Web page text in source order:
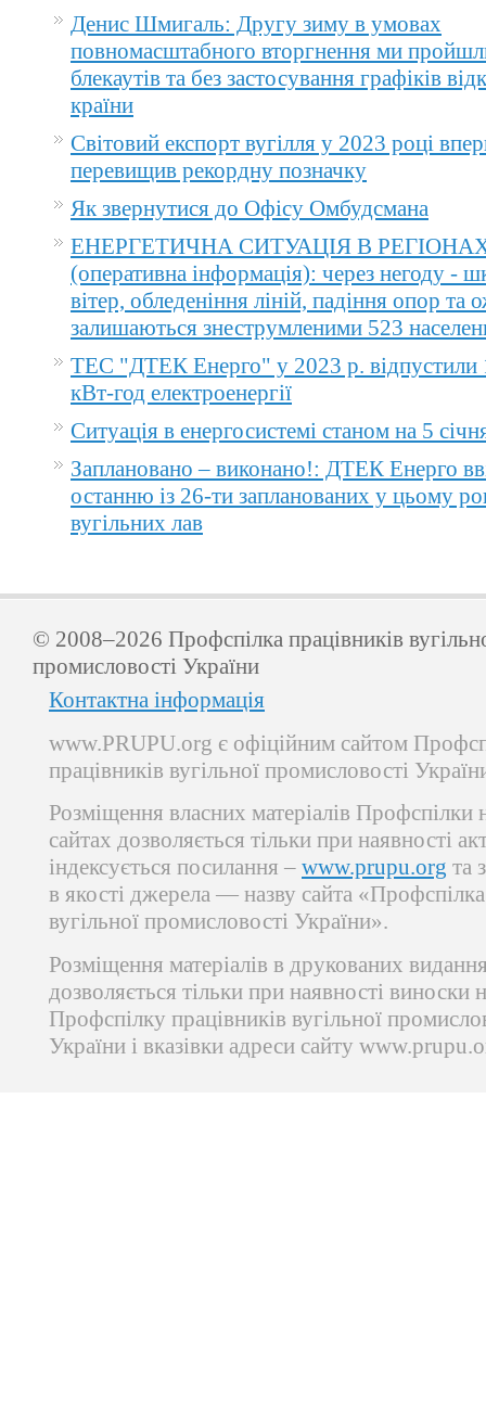
Денис Шмигаль: Другу зиму в умовах
повномасштабного вторгнення ми
блекаутів та без застосування графіків
країни
Світовий експорт вугілля у 2023 році
перевищив рекордну позначку
Як звернутися до Офісу Омбудсмана
ЕНЕРГЕТИЧНА СИТУАЦІЯ В
(оперативна інформація): через негоду -
вітер, обледеніння ліній, падіння опор та
залишаються знеструмленими 523
ТЕС "ДТЕК Енерго" у 2023 р. відпустили
кВт-год електроенергії
Ситуація в енергосистемі станом на 5
Заплановано – виконано!: ДТЕК Енерго
останню із 26-ти запланованих у цьому
вугільних лав
© 2008–2026 Профспілка працівників
промисловості України
Контактна інформація
www.PRUPU.org є офіційним сайтом
працівників вугільної промисловості
Розміщення власних матеріалів Профспілки
сайтах дозволяється тільки при наявності
індексується посилання – www.prupu.org та
в якості джерела — назву сайта «Профспілка
вугільної промисловості України».
Розміщення матеріалів в друкованих
дозволяється тільки при наявності виноски
Профспілку працівників вугільної
України і вказівки адреси сайту